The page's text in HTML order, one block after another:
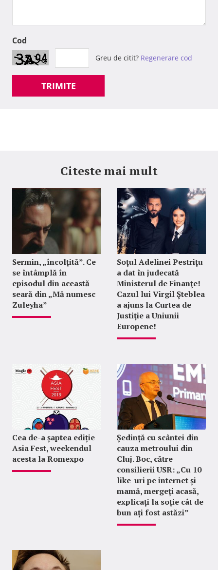
Cod
Greu de citit? Regenerare cod
TRIMITE
Citeste mai mult
Sermin, „încolțită”. Ce
se întâmplă în
episodul din această
seară din „Mă numesc
Zuleyha”
Soţul Adelinei Pestriţu
a dat în judecată
Ministerul de Finanţe!
Cazul lui Virgil Şteblea
a ajuns la Curtea de
Justiţie a Uniunii
Europene!
Cea de-a șaptea ediție
Asia Fest, weekendul
acesta la Romexpo
Ședință cu scântei din
cauza metroului din
Cluj. Boc, către
consilierii USR: „Cu 10
like-uri pe internet și
mamă, mergeți acasă,
explicați la soție cât de
bun ați fost astăzi”